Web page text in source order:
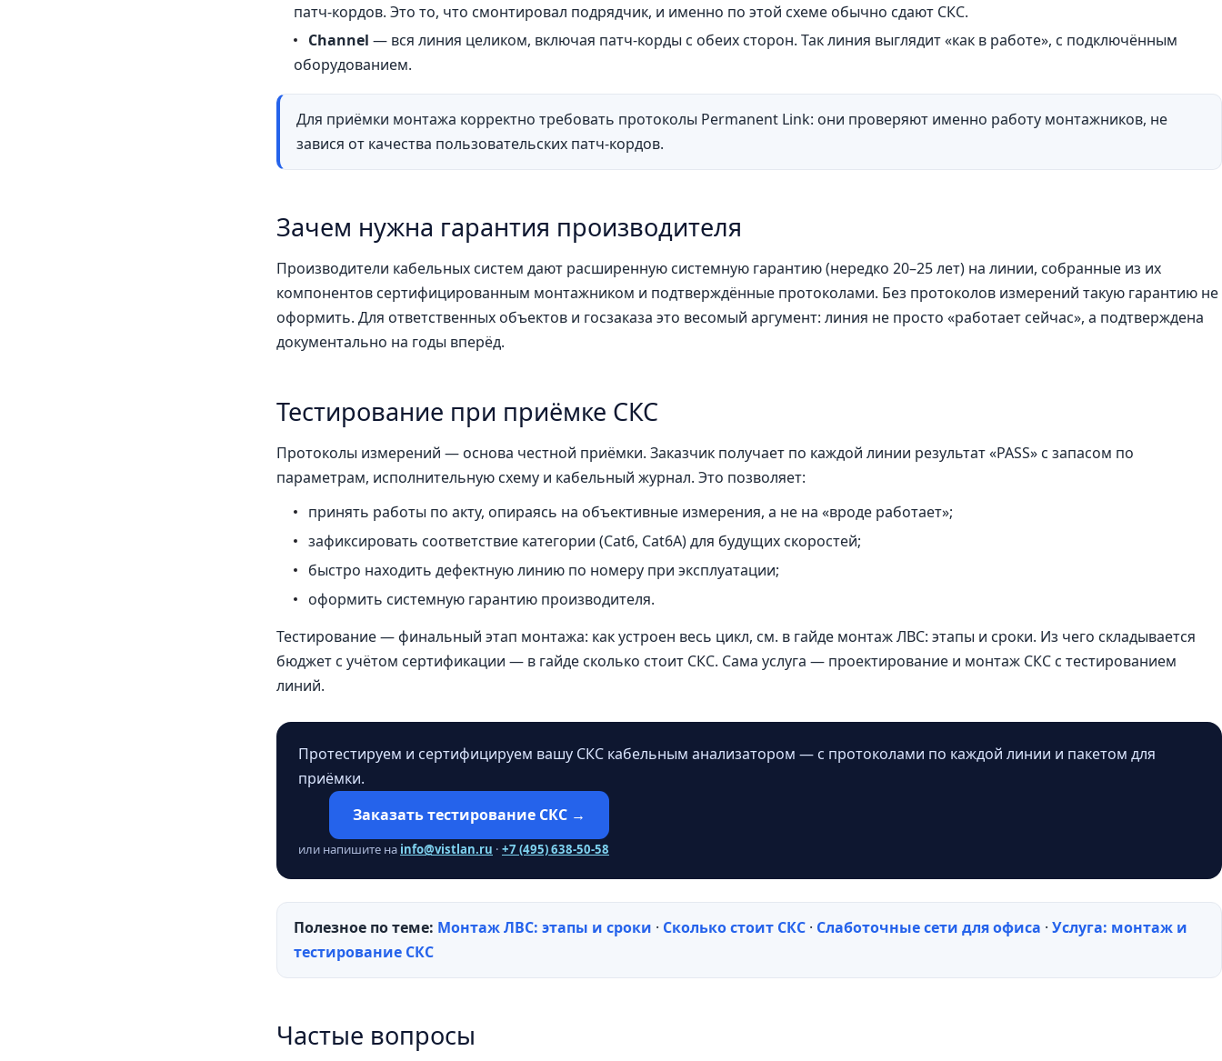
патч-кордов. Это то, что смонтировал подрядчик, и именно по этой схеме обычно сдают СКС.
Channel — вся линия целиком, включая патч-корды с обеих сторон. Так линия выглядит «как в работе», с подключённым
оборудованием.
Для приёмки монтажа корректно требовать протоколы Permanent Link: они проверяют именно работу монтажников, не
завися от качества пользовательских патч-кордов.
Зачем нужна гарантия производителя
Производители кабельных систем дают расширенную системную гарантию (нередко 20–25 лет) на линии, собранные из их
компонентов сертифицированным монтажником и подтверждённые протоколами. Без протоколов измерений такую гарантию не
оформить. Для ответственных объектов и госзаказа это весомый аргумент: линия не просто «работает сейчас», а подтверждена
документально на годы вперёд.
Тестирование при приёмке СКС
Протоколы измерений — основа честной приёмки. Заказчик получает по каждой линии результат «PASS» с запасом по
параметрам, исполнительную схему и кабельный журнал. Это позволяет:
принять работы по акту, опираясь на объективные измерения, а не на «вроде работает»;
зафиксировать соответствие категории (Cat6, Cat6A) для будущих скоростей;
быстро находить дефектную линию по номеру при эксплуатации;
оформить системную гарантию производителя.
Тестирование — финальный этап монтажа: как устроен весь цикл, см. в гайде монтаж ЛВС: этапы и сроки. Из чего складывается
бюджет с учётом сертификации — в гайде сколько стоит СКС. Сама услуга — проектирование и монтаж СКС с тестированием
линий.
Протестируем и сертифицируем вашу СКС кабельным анализатором — с протоколами по каждой линии и пакетом для
приёмки.
Заказать тестирование СКС →
или напишите на info@vistlan.ru · +7 (495) 638-50-58
Полезное по теме: Монтаж ЛВС: этапы и сроки · Сколько стоит СКС · Слаботочные сети для офиса · Услуга: монтаж и
тестирование СКС
Частые вопросы